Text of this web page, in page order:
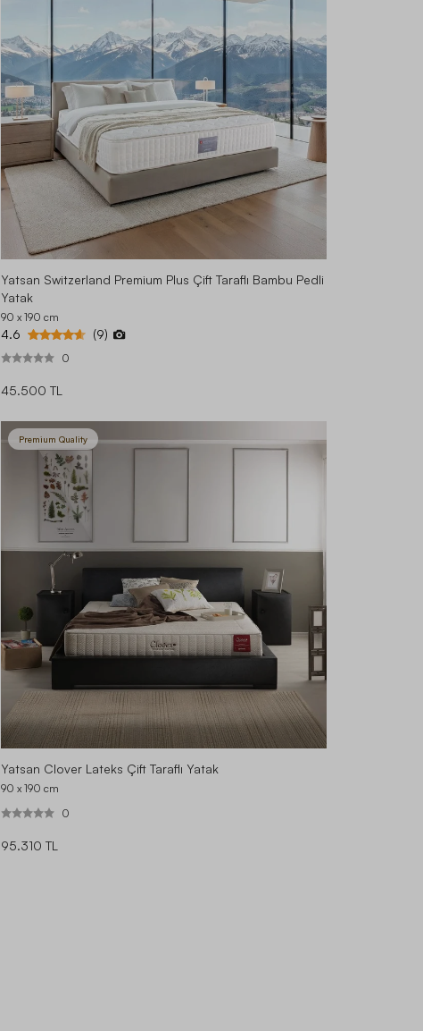
Yatsan Switzerland Premium Plus Çift Taraflı Bambu Pedli
Yatak
90 x 190 cm
4.6 (9)
0
45.500 TL
Premium Quality
Yatsan Clover Lateks Çift Taraflı Yatak
90 x 190 cm
0
95.310 TL